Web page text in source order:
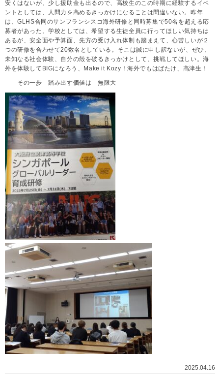
安くはないが、少し援助金も出るので、高校生のこの時期に経験するイベ
ントとしては、人間力を高めるきっかけになることは間違いない。昨年
は、GLHS合同のサンフランシスコ海外研修と同時募集で50名を超える応
募者があった。学校としては、希望する生徒全員に行ってほしい気持ちは
あるが、安全面や予算面、先方の受け入れ体制も踏まえて、心苦しいが２
つの研修を合わせて20数名としている。そこは誠に申し訳ないが、ぜひ、
未知なる社会体験、自分の殻を破るきっかけとして、挑戦してほしい。海
外を体験してBIGになろう、Make it Kozy！海外でもはばたけ、高津生！
その一歩 踏み出す価値は 無限大
2025.04.16